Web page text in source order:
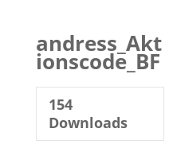
andress_Akt
ionscode_BF
154
Downloads